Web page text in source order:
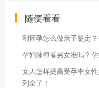
随便看看
刚怀孕怎么做亲子鉴定
孕妇脉搏看男女准吗？
女人怎样提高受孕率女
列全了！